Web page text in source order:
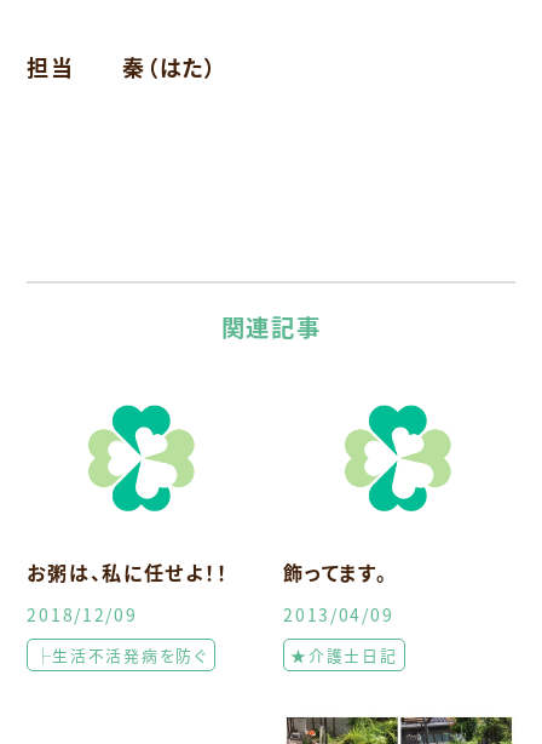
担当 秦（はた）
関連記事
お粥は、私に任せよ！！
2018/12/09
├生活不活発病を防ぐ
飾ってます。
2013/04/09
★介護士日記